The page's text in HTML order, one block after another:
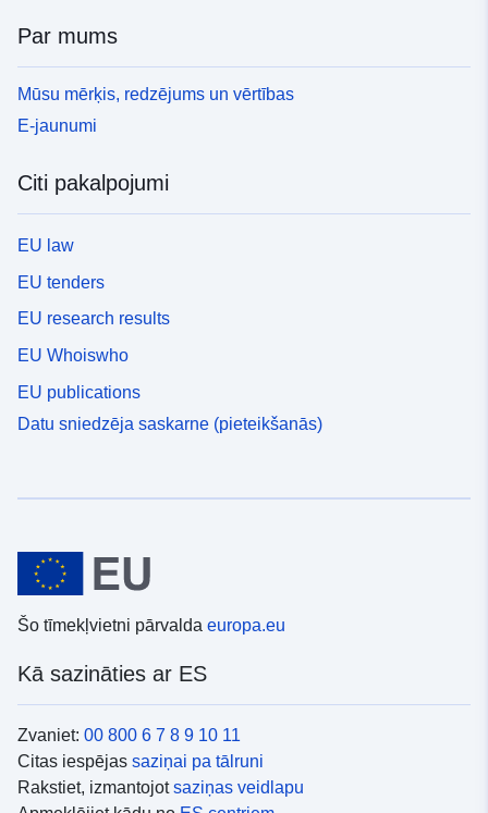
Par mums
Mūsu mērķis, redzējums un vērtības
E-jaunumi
Citi pakalpojumi
EU law
EU tenders
EU research results
EU Whoiswho
EU publications
Datu sniedzēja saskarne (pieteikšanās)
Šo tīmekļvietni pārvalda europa.eu
Kā sazināties ar ES
Zvaniet: 00 800 6 7 8 9 10 11
Citas iespējas saziņai pa tālruni
Rakstiet, izmantojotsaziņas veidlapu